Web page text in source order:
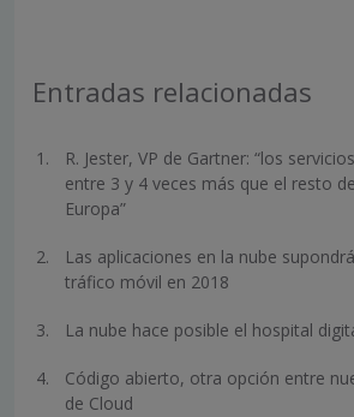
Entradas relacionadas
R. Jester, VP de Gartner: “los
entre 3 y 4 veces más que el resto
Europa”
Las aplicaciones en la nube
tráfico móvil en 2018
La nube hace posible el hospital
Código abierto, otra opción entre
de Cloud